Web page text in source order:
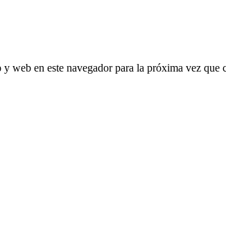
web en este navegador para la próxima vez que